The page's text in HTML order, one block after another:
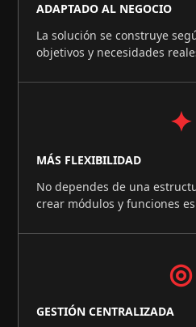
ADAPTADO AL NEGOCIO
La solución se construye
objetivos y necesidades
✦
MÁS FLEXIBILIDAD
No dependes de una
crear módulos y funciones
◎
GESTIÓN CENTRALIZADA